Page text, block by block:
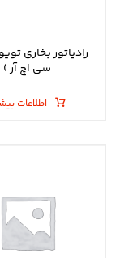
سی اچ آر )
اطلاعات